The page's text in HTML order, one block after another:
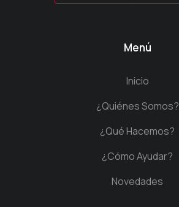
Menú
Inicio
¿Quiénes Somos?
¿Qué Hacemos?
¿Cómo Ayudar?
Novedades